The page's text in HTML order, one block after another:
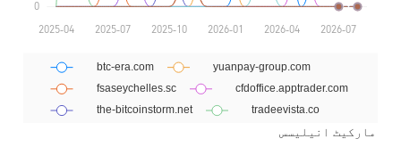
مارکیٹ انیلیسس